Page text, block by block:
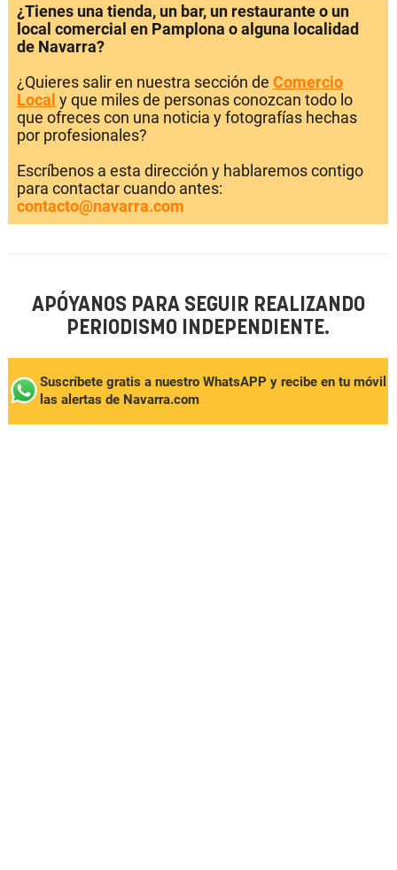
¿Tienes una tienda, un bar, un restaurante o un
local comercial en Pamplona o alguna localidad
de Navarra?
¿Quieres salir en nuestra sección de Comercio
Local y que miles de personas conozcan todo lo
que ofreces con una noticia y fotografías hechas
por profesionales?
Escríbenos a esta dirección y hablaremos contigo
para contactar cuando antes:
contacto@navarra.com
APÓYANOS PARA SEGUIR REALIZANDO
PERIODISMO INDEPENDIENTE.
Suscríbete gratis a nuestro WhatsAPP y recibe en tu móvil
las alertas de Navarra.com